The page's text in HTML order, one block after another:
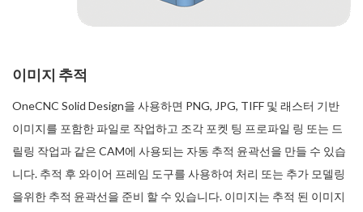
이미지 추적
OneCNC Solid Design을 사용하면 PNG, JPG, TIFF 및 래스터 기반
이미지를 포함한 파일로 작업하고 조각 포켓 팅 프로파일 링 또는 드
릴링 작업과 같은 CAM에 사용되는 자동 추적 윤곽선을 만들 수 있습
니다. 추적 후 와이어 프레임 도구를 사용하여 처리 또는 추가 모델링
을위한 추적 윤곽선을 준비 할 수 있습니다. 이미지는 추적 된 이미지